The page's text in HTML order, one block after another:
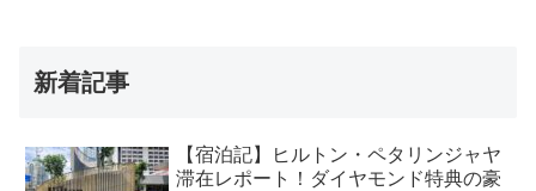
新着記事
【宿泊記】ヒルトン・ペタリンジャヤ
滞在レポート！ダイヤモンド特典の豪